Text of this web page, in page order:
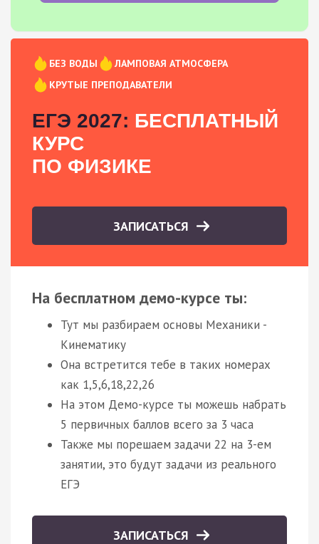
БЕЗ ВОДЫ
ЛАМПОВАЯ АТМОСФЕРА
КРУТЫЕ ПРЕПОДАВАТЕЛИ
ЕГЭ 2027: БЕСПЛАТНЫЙ
КУРС
ПО ФИЗИКЕ
ЗАПИСАТЬСЯ
На бесплатном демо-курсе ты:
Тут мы разбираем основы Механики -
Кинематику
Она встретится тебе в таких номерах
как 1,5,6,18,22,26
На этом Демо-курсе ты можешь набрать
5 первичных баллов всего за 3 часа
Также мы порешаем задачи 22 на 3-ем
занятии, это будут задачи из реального
ЕГЭ
ЗАПИСАТЬСЯ